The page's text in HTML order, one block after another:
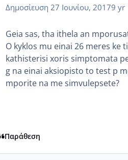
Δημοσίευση 27 Ιουνίου, 20179 yr
Geia sas, tha ithela an
O kyklos mu einai 26 meres ke
kathisterisi xoris simptomata
g na einai aksiopisto to test p
mporite na me simvulepsete?
Παράθεση